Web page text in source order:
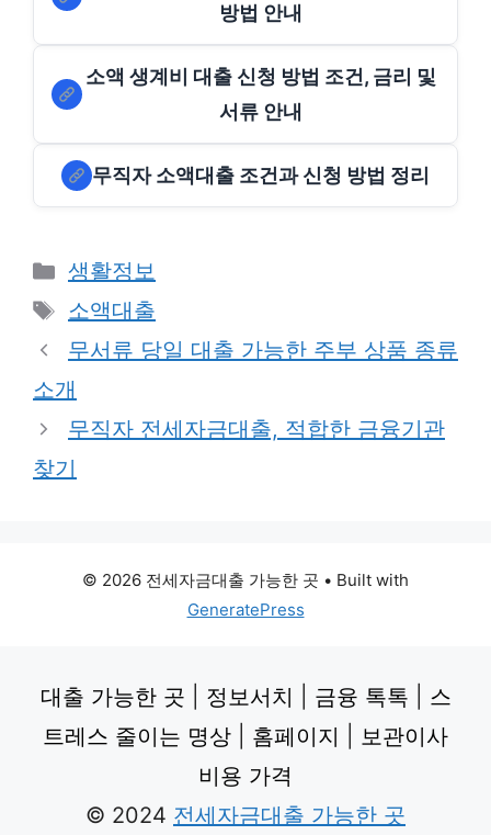
방법 안내
소액 생계비 대출 신청 방법 조건, 금리 및
서류 안내
무직자 소액대출 조건과 신청 방법 정리
Categories
생활정보
Tags
소액대출
무서류 당일 대출 가능한 주부 상품 종류
소개
무직자 전세자금대출, 적합한 금융기관
찾기
© 2026 전세자금대출 가능한 곳 • Built with
GeneratePress
대출 가능한 곳 정보서치 금융 톡톡
스
트레스 줄이는 명상
홈페이지
보관이사
비용 가격
© 2024 전세자금대출 가능한 곳